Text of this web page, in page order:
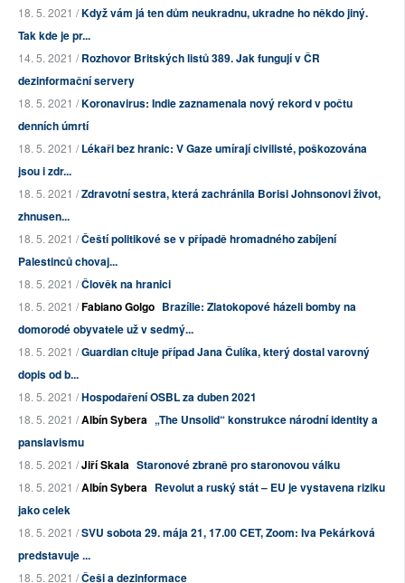
18. 5. 2021 /Když vám já ten dům neukradnu, ukradne ho někdo jiný.
Tak kde je pr...
14. 5. 2021 /Rozhovor Britských listů 389. Jak fungují v ČR
dezinformační servery
18. 5. 2021 /Koronavirus: Indie zaznamenala nový rekord v počtu
denních úmrtí
18. 5. 2021 /Lékaři bez hranic: V Gaze umírají civilisté, poškozována
jsou i zdr...
18. 5. 2021 /Zdravotní sestra, která zachránila Borisi Johnsonovi život,
zhnusen...
18. 5. 2021 /Čeští politikové se v případě hromadného zabíjení
Palestinců chovaj...
18. 5. 2021 /Člověk na hranici
18. 5. 2021 /Fabiano Golgo Brazílie: Zlatokopové házeli bomby na
domorodé obyvatele už v sedmý...
18. 5. 2021 /Guardian cituje případ Jana Čulíka, který dostal varovný
dopis od b...
18. 5. 2021 /Hospodaření OSBL za duben 2021
18. 5. 2021 /Albín Sybera „The Unsolid“ konstrukce národní identity a
panslavismu
18. 5. 2021 /Jiří Skala Staronové zbraně pro staronovou válku
18. 5. 2021 /Albín Sybera Revolut a ruský stát – EU je vystavena riziku
jako celek
18. 5. 2021 /SVU sobota 29. mája 21, 17.00 CET, Zoom: Iva Pekárková
predstavuje ...
18. 5. 2021 /Češi a dezinformace